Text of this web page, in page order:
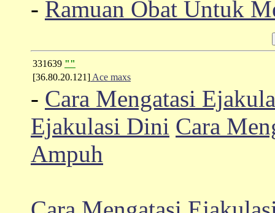
- Ramuan Obat Untuk
331639 ""
[36.80.20.121] Ace maxs
- Cara Mengatasi
Ejakulasi Dini Cara
Ampuh